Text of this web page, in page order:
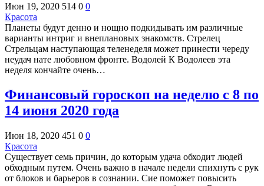
Июн 19, 2020 514 0 0
Красота
Планеты будут денно и нощно подкидывать им различные
варианты интриг и внеплановых знакомств. Стрелец
Стрельцам наступающая теленеделя может принести череду
неудач нате любовном фронте. Водолей К Водолеев эта
неделя кончайте очень…
Финансовый гороскоп на неделю с 8 по
14 июня 2020 года
Июн 18, 2020 451 0 0
Красота
Существует семь причин, до которым удача обходит людей
обходным путем. Очень важно в начале недели спихнуть с рук
от блоков и барьеров в сознании. Сие поможет повысить